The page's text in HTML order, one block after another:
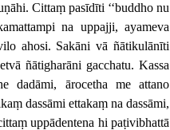
Cittaṃ pasīdīti ‘‘buddho nu
na uppajji, ayameva
ahosi. Sakāni vā ñātikulānīti
ñātigharāni gacchatu. Kassa
dadāmi, ārocetha me attano
dassāmi ettakaṃ na dassāmi,
uppādentena hi paṭivibhattā